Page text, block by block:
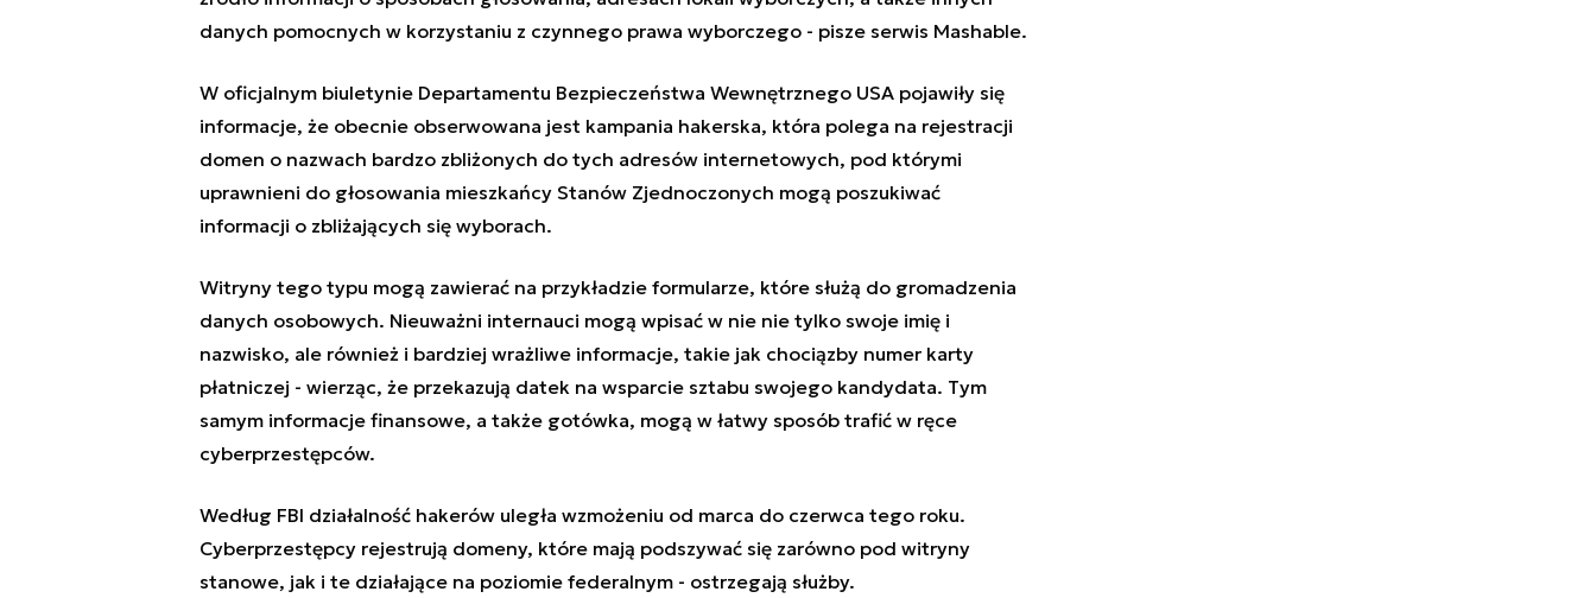
danych pomocnych w korzystaniu z czynnego prawa wyborczego - pisze serwis Mashable.
W oficjalnym biuletynie Departamentu Bezpieczeństwa Wewnętrznego USA pojawiły się
informacje, że obecnie obserwowana jest kampania hakerska, która polega na rejestracji
domen o nazwach bardzo zbliżonych do tych adresów internetowych, pod którymi
uprawnieni do głosowania mieszkańcy Stanów Zjednoczonych mogą poszukiwać
informacji o zbliżających się wyborach.
Witryny tego typu mogą zawierać na przykładzie formularze, które służą do gromadzenia
danych osobowych. Nieuważni internauci mogą wpisać w nie nie tylko swoje imię i
nazwisko, ale również i bardziej wrażliwe informacje, takie jak chociązby numer karty
płatniczej - wierząc, że przekazują datek na wsparcie sztabu swojego kandydata. Tym
samym informacje finansowe, a także gotówka, mogą w łatwy sposób trafić w ręce
cyberprzestępców.
Według FBI działalność hakerów uległa wzmożeniu od marca do czerwca tego roku.
Cyberprzestępcy rejestrują domeny, które mają podszywać się zarówno pod witryny
stanowe, jak i te działające na poziomie federalnym - ostrzegają służby.